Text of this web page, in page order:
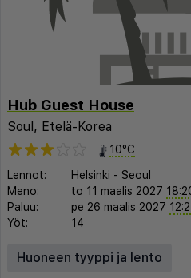
Hub Guest House
Soul, Etelä-Korea
10°C
Lennot:
Helsinki - Seoul
Meno:
to 11 maalis 2027
Paluu:
pe 26 maalis 2027
Yöt:
14
Huoneen tyyppi ja lento